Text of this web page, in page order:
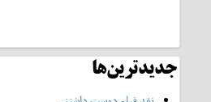
جدیدترین‌ها